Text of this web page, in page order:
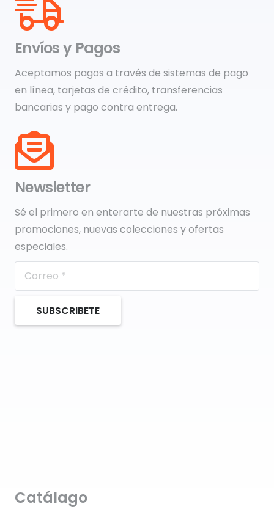
Envíos y Pagos
Aceptamos pagos a través de sistemas de pago
en línea, tarjetas de crédito, transferencias
bancarias y pago contra entrega.
Newsletter
Sé el primero en enterarte de nuestras próximas
promociones, nuevas colecciones y ofertas
especiales.
SUBSCRIBETE
Catálago